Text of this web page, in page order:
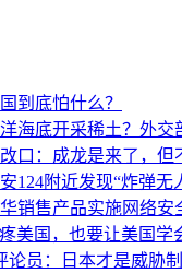
到底怕什么？
海底开采稀土？外交
口：成龙是来了，但
124附近发现“炸弹无
销售产品实施网络安
美国，也要让美国学
论员：日本才是威胁